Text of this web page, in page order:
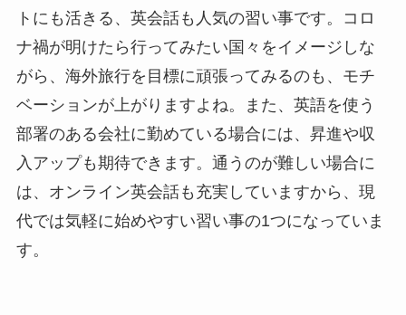
トにも活きる、英会話も人気の習い事です。コロ
ナ禍が明けたら行ってみたい国々をイメージしな
がら、海外旅行を目標に頑張ってみるのも、モチ
ベーションが上がりますよね。また、英語を使う
部署のある会社に勤めている場合には、昇進や収
入アップも期待できます。通うのが難しい場合に
は、オンライン英会話も充実していますから、現
代では気軽に始めやすい習い事の1つになっていま
す。